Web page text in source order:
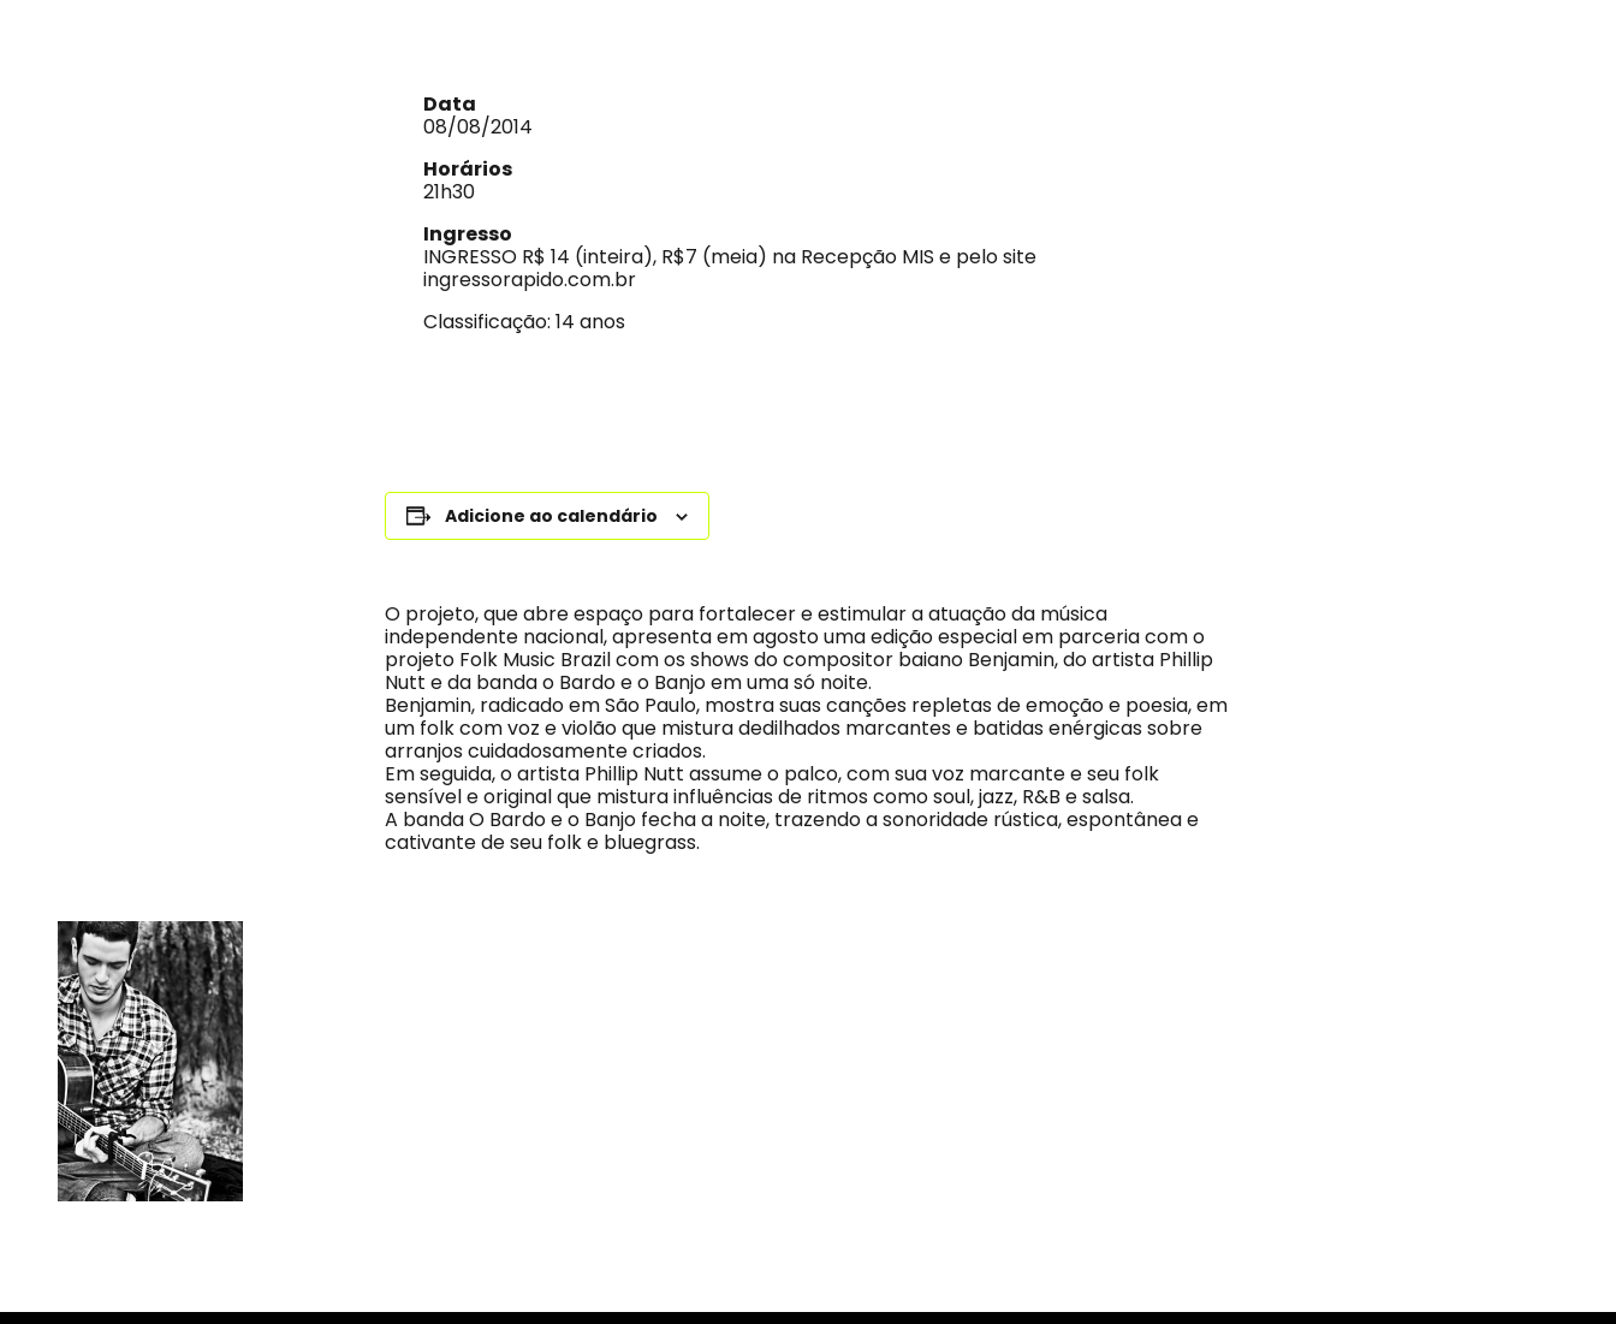
Data
08/08/2014
Horários
21h30
Ingresso
INGRESSO R$ 14 (inteira), R$7 (meia) na Recepção MIS e pelo site
ingressorapido.com.br
Classificação: 14 anos
Adicione ao calendário
O projeto, que abre espaço para fortalecer e estimular a atuação da música
independente nacional, apresenta em agosto uma edição especial em parceria com o
projeto Folk Music Brazil com os shows do compositor baiano Benjamin, do artista Phillip
Nutt e da banda o Bardo e o Banjo em uma só noite.
Benjamin, radicado em São Paulo, mostra suas canções repletas de emoção e poesia, em
um folk com voz e violão que mistura dedilhados marcantes e batidas enérgicas sobre
arranjos cuidadosamente criados.
Em seguida, o artista Phillip Nutt assume o palco, com sua voz marcante e seu folk
sensível e original que mistura influências de ritmos como soul, jazz, R&B e salsa.
A banda O Bardo e o Banjo fecha a noite, trazendo a sonoridade rústica, espontânea e
cativante de seu folk e bluegrass.